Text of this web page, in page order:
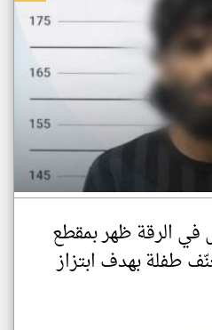
الرقة ظهر بمقطع
طفلة بهدف ابتزاز